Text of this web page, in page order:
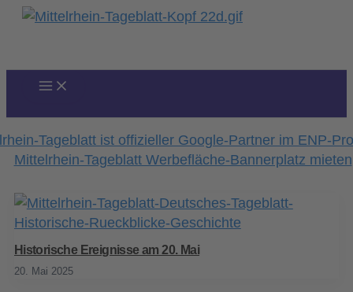
Zum
Historische Ereignisse am 20. Mai
20. Mai 2025